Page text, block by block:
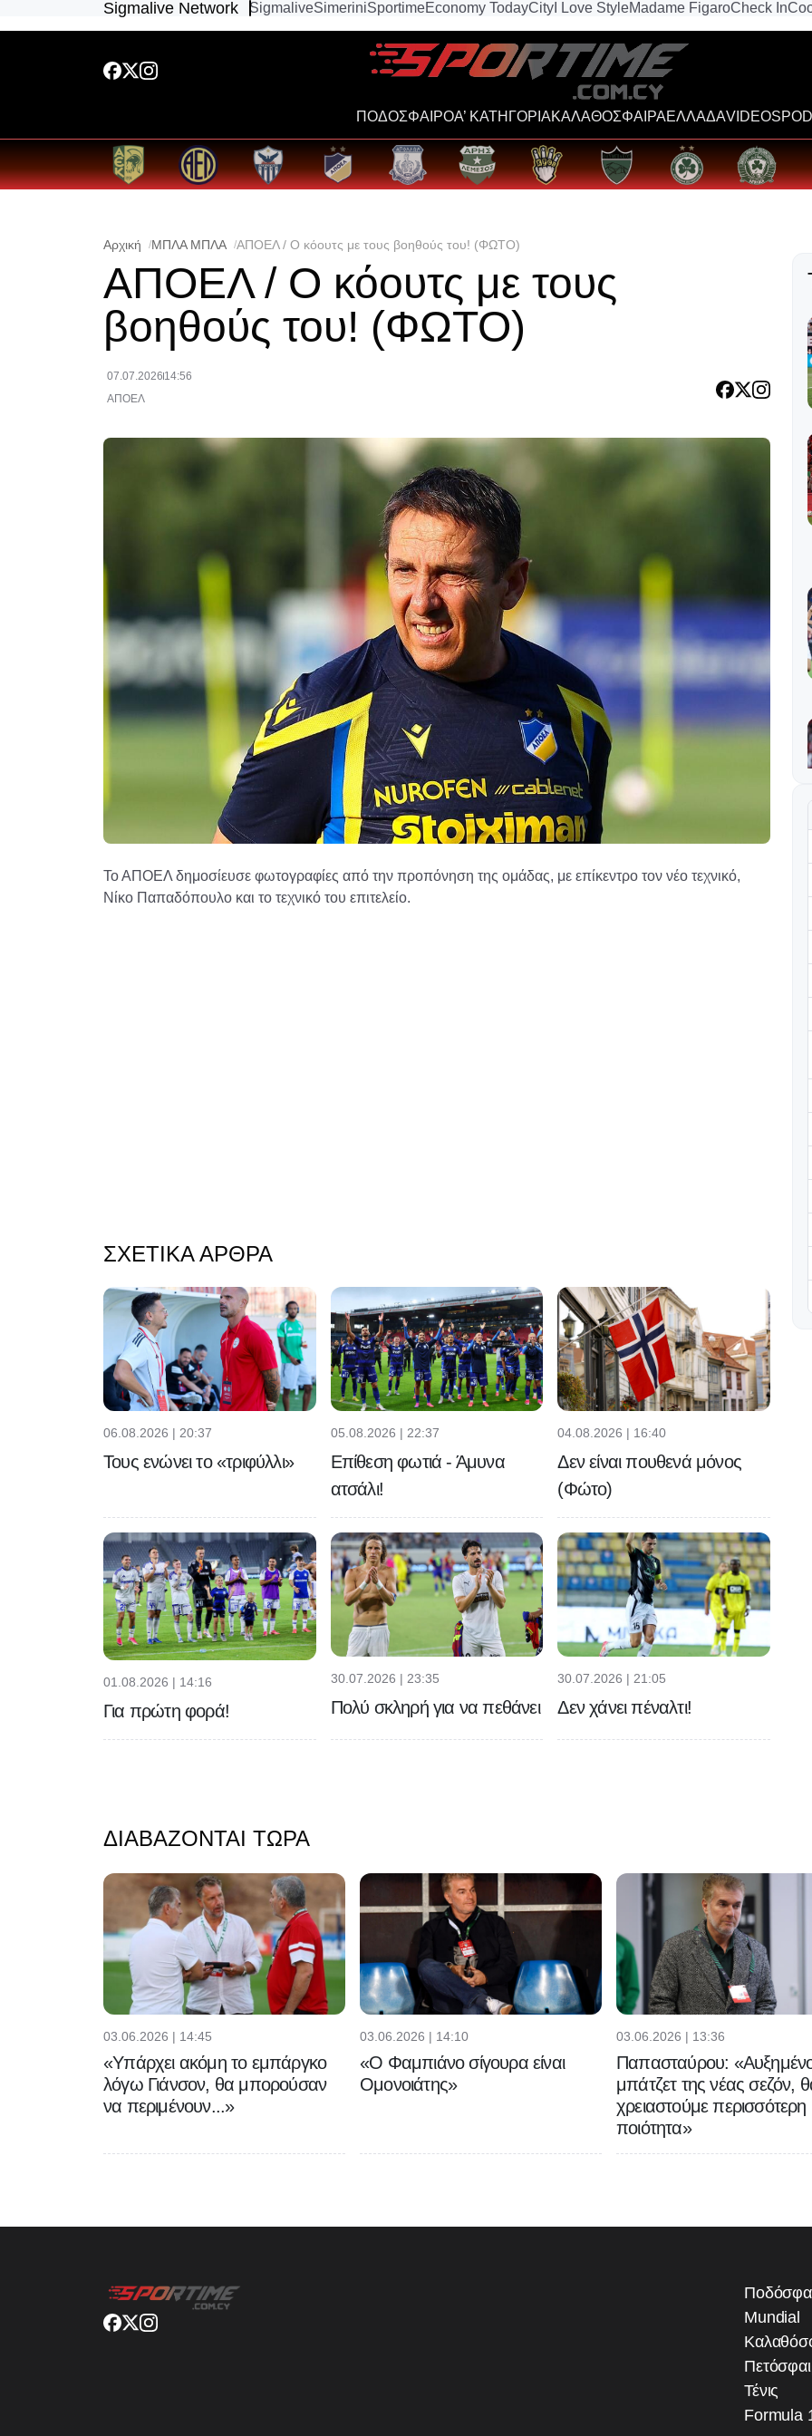
Sigmalive Network SigmaliveSimeriniSportimeEconomy TodayCity I Love StyleMadame FigaroCheck In
ΠΟΔΟΣΦΑΙΡΟΑ’ ΚΑΤΗΓΟΡΙΑΚΑΛΑΘΟΣΦΑΙΡΑΕΛΛΑΔΑVIDEOS
Αρχική ΜΠΛΑ ΜΠΛΑ ΑΠΟΕΛ / Ο κόουτς με τους βοηθούς του! (ΦΩΤΟ)
ΑΠΟΕΛ / Ο κόουτς με τους
βοηθούς του! (ΦΩΤΟ)
07.07.2026 14:56
ΑΠΟΕΛ
Το ΑΠΟΕΛ δημοσίευσε φωτογραφίες από την προπόνηση της ομάδας, με επίκεντρο τον νέο τεχνικό,
Νίκο Παπαδόπουλο και το τεχνικό του επιτελείο.
ΣΧΕΤΙΚΆ ΆΡΘΡΑ
06.08.2026 | 20:37
Τους ενώνει το «τριφύλλι»
05.08.2026 | 22:37
Επίθεση φωτιά - Άμυνα
ατσάλι!
04.08.2026 | 16:40
Δεν είναι πουθενά μόνος
(Φώτο)
01.08.2026 | 14:16
Για πρώτη φορά!
30.07.2026 | 23:35
Πολύ σκληρή για να πεθάνει
30.07.2026 | 21:05
Δεν χάνει πέναλτι!
ΔΙΑΒΆΖΟΝΤΑΙ ΤΏΡΑ
03.06.2026 | 14:45
«Υπάρχει ακόμη το εμπάργκο
λόγω Γιάνσον, θα μπορούσαν
να περιμένουν...»
03.06.2026 | 14:10
«Ο Φαμπιάνο σίγουρα είναι
Ομονοιάτης»
03.06.2026 | 13:36
Παπασταύρου:
μπάτζετ της νέας σεζόν,
χρειαστούμε περισσότερη
ποιότητα»
Mundial
Τένις
Formula